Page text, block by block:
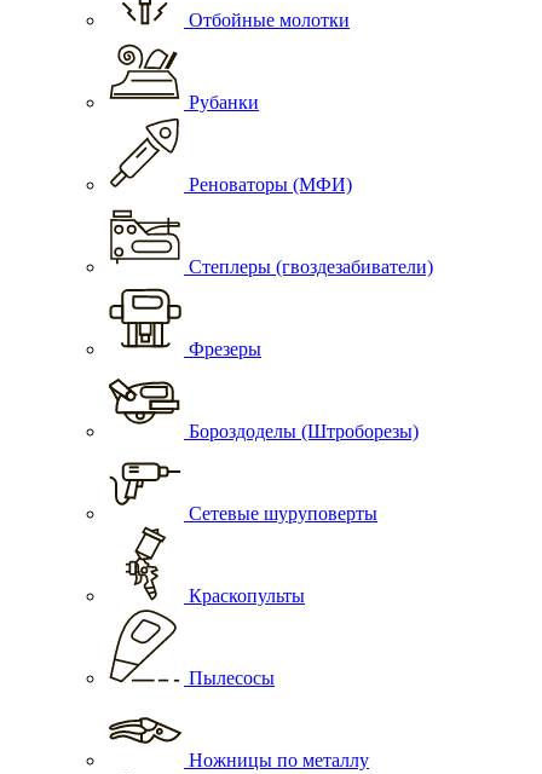
Отбойные молотки
Рубанки
Реноваторы (МФИ)
Степлеры (гвоздезабиватели)
Фрезеры
Бороздоделы (Штроборезы)
Сетевые шуруповерты
Краскопульты
Пылесосы
Ножницы по металлу